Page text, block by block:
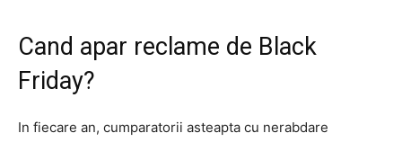
Cand apar reclame de Black
Friday?
In fiecare an, cumparatorii asteapta cu nerabdare